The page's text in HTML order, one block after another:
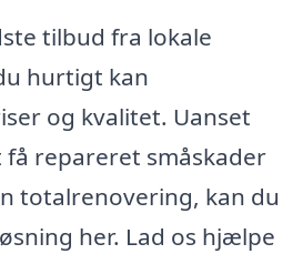
tilbud fra lokale
hurtigt kan
og kvalitet. Uanset
repareret småskader
totalrenovering, kan du
her. Lad os hjælpe